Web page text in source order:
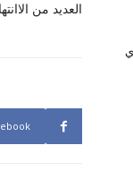
العديد من